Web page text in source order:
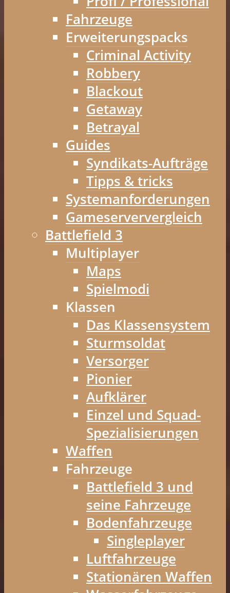
Fahrzeuge
Erweiterungspacks
Criminal Activity
Robbery
Blackout
Getaway
Betrayal
Guides
Syndikats-Aufträge
Tipps & tricks
Systemanforderungen
Gameserververgleich
Battlefield 3
Multiplayer
Maps
Spielmodi
Klassen
Das Klassensystem
Sturmsoldat
Versorger
Pionier
Aufklärer
Einzel und Squad-
Spezialisierungen
Waffen
Fahrzeuge
Battlefield 3 und
seine Fahrzeuge
Bodenfahrzeuge
Singleplayer
Luftfahrzeuge
Stationären Waffen